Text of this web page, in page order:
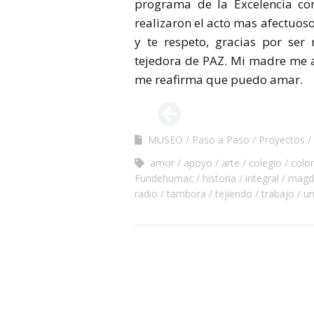
programa de la Excelencia
realizaron el acto mas
y te respeto, gracias por ser
tejedora de PAZ. Mi madre
me reafirma que puedo amar.
MUSEO Paso a Paso Proyectos
amor
apoyo arte colegio
Fundehumac
historia integral
radio
tambora tejiendo trabajo